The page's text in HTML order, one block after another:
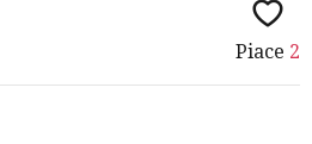
Piace 2